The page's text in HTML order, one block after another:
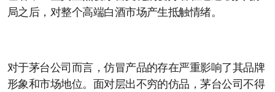
局之后，对整个高端白酒市场产生抵触情绪。
对于茅台公司而言，仿冒产品的存在严重影响了其品牌
形象和市场地位。面对层出不穷的仿品，茅台公司不得